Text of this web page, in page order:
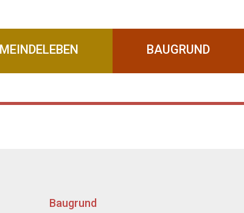
BAUGRUND
Baugrund